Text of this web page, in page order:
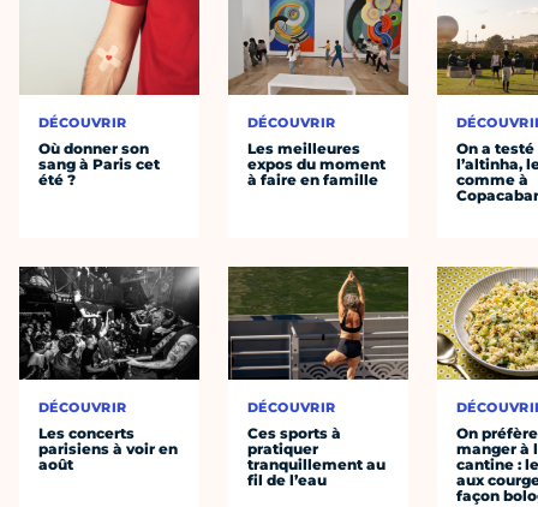
DÉCOUVRIR
Où donner son
sang à Paris cet
été ?
DÉCOUVRIR
Les concerts
parisiens à voir en
août
DÉCOUVRIR
Les meilleures
expos du moment
à faire en famille
DÉCOUVRIR
Ces sports à
pratiquer
tranquillement au
fil de l’eau
On a testé
l’altinha,
comme à
On préfère
manger à
cantine :
aux
façon